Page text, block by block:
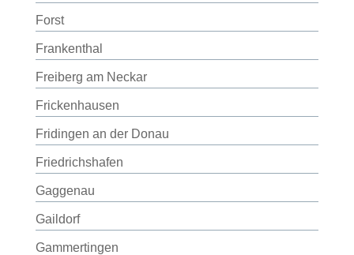
Forst
Frankenthal
Freiberg am Neckar
Frickenhausen
Fridingen an der Donau
Friedrichshafen
Gaggenau
Gaildorf
Gammertingen